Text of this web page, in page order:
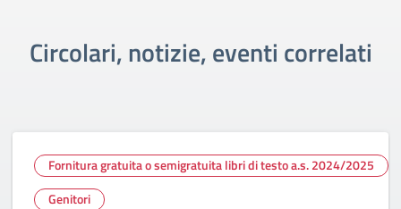
Circolari, notizie, eventi correlati
Fornitura gratuita o semigratuita libri di testo a.s. 2024/2025
Genitori